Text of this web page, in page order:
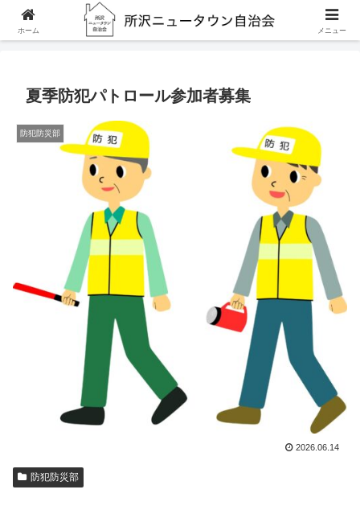
防犯防災部 夏季防犯パトロール参加者募集
夏季防犯パトロール参加者募集
防犯防災部
2026.06.14
防犯防災部
ホーム メニュー